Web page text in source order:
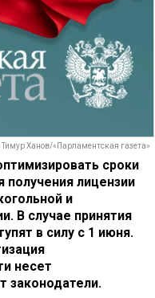
Тимур Ханов/«Парламентская газета»
сроки
получения лицензии
и
В случае принятия
в силу с 1 июня.
несет
законодатели.